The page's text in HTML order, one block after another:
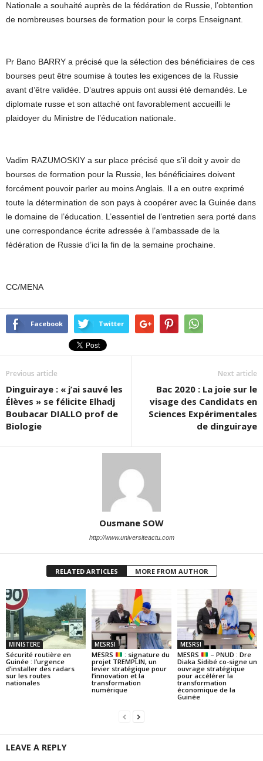
Nationale a souhaité auprès de la fédération de Russie, l’obtention
de nombreuses bourses de formation pour le corps Enseignant.
Pr Bano BARRY a précisé que la sélection des bénéficiaires de ces
bourses peut être soumise à toutes les exigences de la Russie
avant d’être validée. D’autres appuis ont aussi été demandés. Le
diplomate russe et son attaché ont favorablement accueilli le
plaidoyer du Ministre de l’éducation nationale.
Vadim RAZUMOSKIY a sur place précisé que s’il doit y avoir de
bourses de formation pour la Russie, les bénéficiaires doivent
forcément pouvoir parler au moins Anglais. Il a en outre exprimé
toute la détermination de son pays à coopérer avec la Guinée dans
le domaine de l’éducation. L’essentiel de l’entretien sera porté dans
une correspondance écrite adressée à l’ambassade de la
fédération de Russie d’ici la fin de la semaine prochaine.
CC/MENA
Facebook Twitter
Previous article
Dinguiraye : « j’ai sauvé les
Élèves » se félicite Elhadj
Boubacar DIALLO prof de
Biologie
Next article
Bac 2020 : La joie sur le
visage des Candidats en
Sciences Expérimentales
de dinguiraye
Ousmane SOW
http://www.universiteactu.com
RELATED ARTICLES MORE FROM AUTHOR
MINISTERE
Sécurité routière en
Guinée : l’urgence
d’installer des radars
sur les routes
nationales
MESRSI
MESRS
: signature du
projet TREMPLIN, un
levier stratégique pour
l’innovation et la
transformation
numérique
MESRSI
MESRS
– PNUD : Dre
Diaka Sidibé co-signe un
ouvrage stratégique
pour accélérer la
transformation
économique de la
Guinée
LEAVE A REPLY